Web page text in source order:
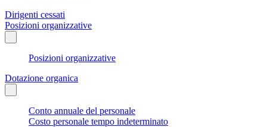
Dirigenti cessati
Posizioni organizzative
Posizioni organizzative
Dotazione organica
Conto annuale del personale
Costo personale tempo indeterminato